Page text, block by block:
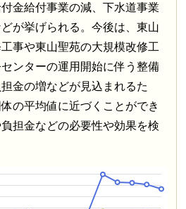
金給付事業の減、下水道事業
が挙げられる。今後は、東山
事や東山聖苑の大規模改修工
ンターの運用開始に伴う整備
金の増などが見込まれるた
の平均値に近づくことができ
担金などの必要性や効果を検